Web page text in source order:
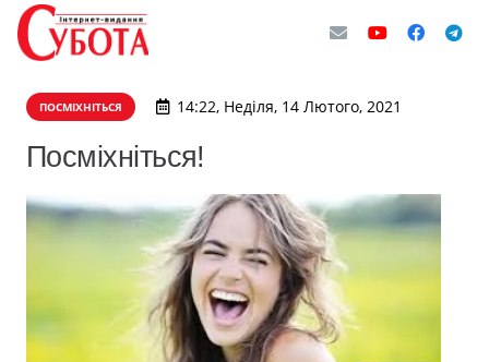
ПОСМІХНІТЬСЯ 14:22, Неділя, 14 Лютого, 2021
Посміхніться!